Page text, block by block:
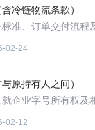
冷链物流条款）
02-24
原持有人之间）
02-12